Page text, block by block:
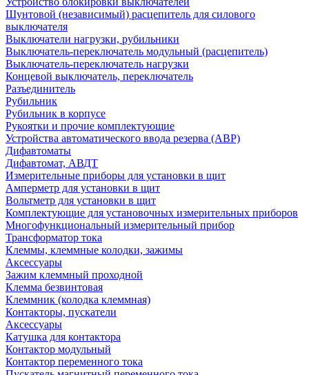
Шунтовой (независимый) расцепитель для силового
выключателя
Выключатели нагрузки, рубильники
Выключатель-переключатель модульный (расцепитель)
Выключатель-переключатель нагрузки
Концевой выключатель, переключатель
Разъединитель
Рубильник
Рубильник в корпусе
Рукоятки и прочие комплектующие
Устройства автоматического ввода резерва (АВР)
Дифавтоматы
Дифавтомат, АВДТ
Измерительные приборы для установки в щит
Амперметр для установки в щит
Вольтметр для установки в щит
Комплектующие для установочных измерительных приборов
Многофункциональный измерительный прибор
Трансформатор тока
Клеммы, клеммные колодки, зажимы
Аксессуары
Зажим клеммный проходной
Клемма безвинтовая
Клеммник (колодка клеммная)
Контакторы, пускатели
Аксессуары
Катушка для контактора
Контактор модульный
Контактор переменного тока